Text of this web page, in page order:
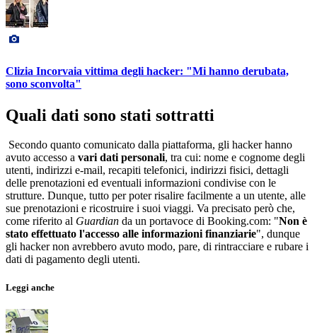
Clizia Incorvaia vittima degli hacker: "Mi hanno derubata,
sono sconvolta"
Quali dati sono stati sottratti
Secondo quanto comunicato dalla piattaforma, gli hacker hanno
avuto accesso a vari dati personali, tra cui: nome e cognome degli
utenti, indirizzi e-mail, recapiti telefonici, indirizzi fisici, dettagli
delle prenotazioni ed eventuali informazioni condivise con le
strutture. Dunque, tutto per poter risalire facilmente a un utente, alle
sue prenotazioni e ricostruire i suoi viaggi. Va precisato però che,
come riferito al Guardian da un portavoce di Booking.com: "Non è
stato effettuato l'accesso alle informazioni finanziarie", dunque
gli hacker non avrebbero avuto modo, pare, di rintracciare e rubare i
dati di pagamento degli utenti.
Leggi anche